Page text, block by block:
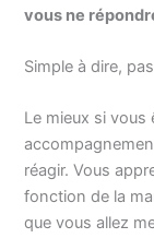
vous ne
Simple à dire,
Le mieux si
réagir. Vous
fonction de la
que vous allez